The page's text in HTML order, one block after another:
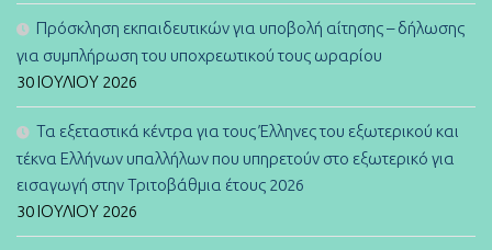
Πρόσκληση εκπαιδευτικών για υποβολή αίτησης – δήλωσης
για συμπλήρωση του υποχρεωτικού τους ωραρίου
30 ΙΟΥΛΊΟΥ 2026
Τα εξεταστικά κέντρα για τους Έλληνες του εξωτερικού και
τέκνα Ελλήνων υπαλλήλων που υπηρετούν στο εξωτερικό για
εισαγωγή στην Τριτοβάθμια έτους 2026
30 ΙΟΥΛΊΟΥ 2026